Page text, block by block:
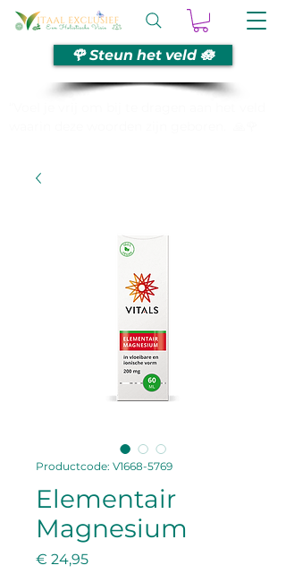
🌹 Steun het veld 🪷
Productcode: V1668-5769
Elementair
Magnesium
€ 24,95Prijs